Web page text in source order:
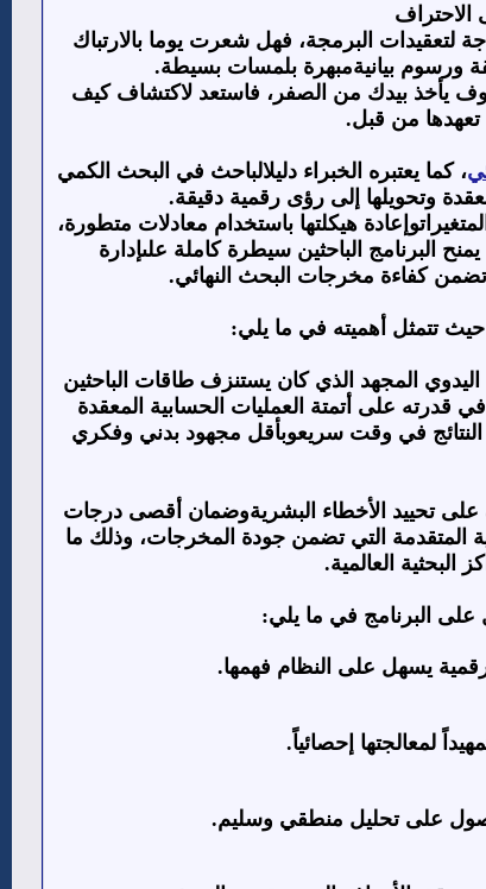
لتعقيدات البرمجة، فهل شعرت يوما بالارتباك
ورسوم بيانيةمبهرة بلمسات بسيطة.
يأخذ بيدك من الصفر، فاستعد لاكتشاف كيف
من قبل.
، كما يعتبره الخبراء دليلالباحث في البحث الكمي
وتحويلها إلى رؤى رقمية دقيقة.
هيكلتها باستخدام معادلات متطورة،
البرنامج الباحثين سيطرة كاملة علىإدارة
تضمن كفاءة مخرجات البحث النهائي.
حيث تتمثل أهميته في ما يلي:
المجهد الذي كان يستنزف طاقات الباحثين
قدرته على أتمتة العمليات الحسابية المعقدة
النتائج في وقت سريعوبأقل مجهود بدني وفكري
على تحييد الأخطاء البشريةوضمان أقصى درجات
المتقدمة التي تضمن جودة المخرجات، وذلك ما
العالمية.
البرنامج في ما يلي:
رقمية يسهل على النظام فهمها.
لمعالجتها إحصائياً.
على تحليل منطقي وسليم.